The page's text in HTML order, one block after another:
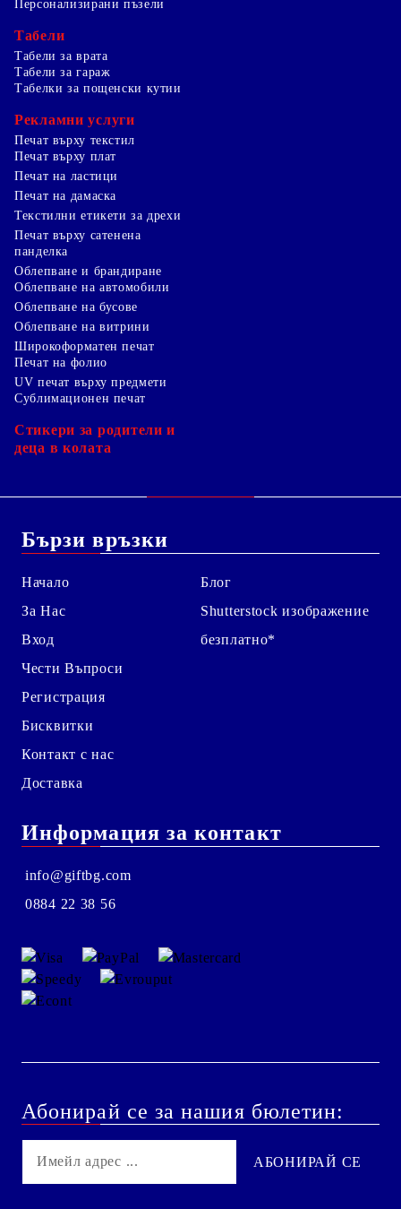
Персонализирани пъзели
Табели
Табели за врата
Табели за гараж
Табелки за пощенски кутии
Рекламни услуги
Печат върху текстил
Печат върху плат
Печат на ластици
Печат на дамаска
Текстилни етикети за дрехи
Печат върху сатенена
панделка
Облепване и брандиране
Облепване на автомобили
Облепване на бусове
Облепване на витрини
Широкоформатен печат
Печат на фолио
UV печат върху предмети
Сублимационен печат
Стикери за родители и
деца в колата
Бързи връзки
Начало
За Нас
Вход
Чести Въпроси
Регистрация
Бисквитки
Контакт с нас
Доставка
Блог
Shutterstock изображение
безплатно*
Информация за контакт
info@giftbg.com
0884 22 38 56
Абонирай се за нашия бюлетин: